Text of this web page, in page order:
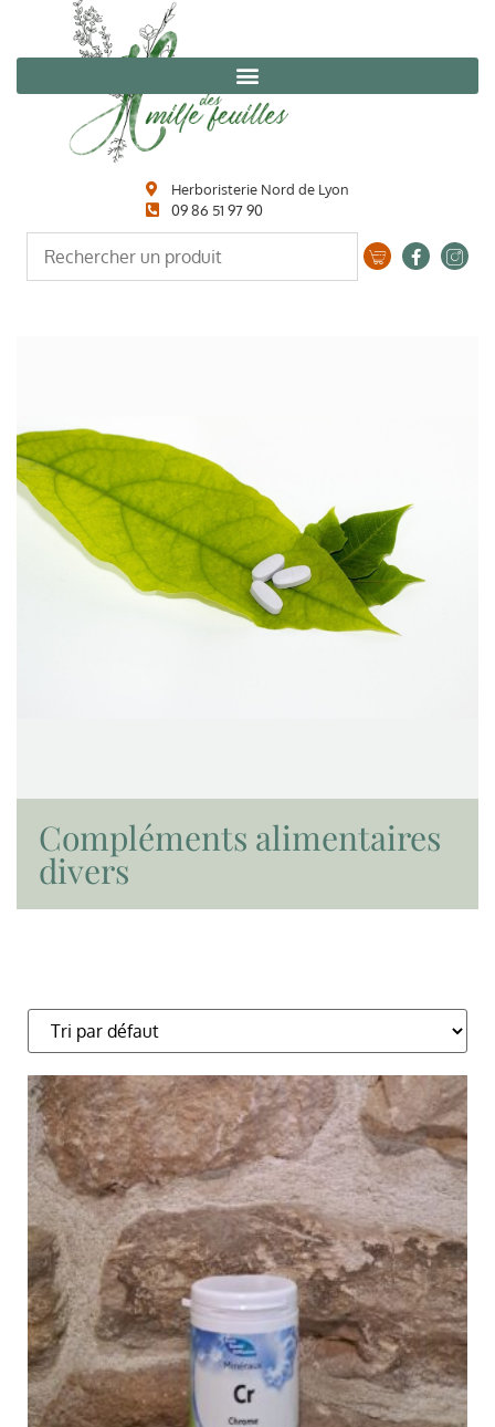
Herboristerie Nord de Lyon
09 86 51 97 90
Compléments alimentaires
divers